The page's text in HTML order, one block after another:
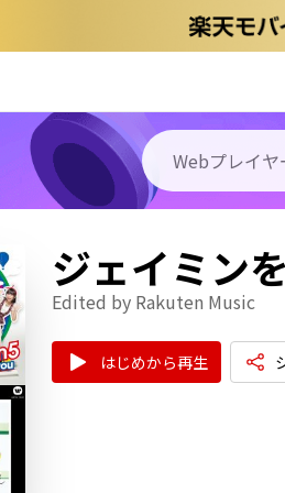
ジェイミン
Edited by Rakuten Music
はじめから再生